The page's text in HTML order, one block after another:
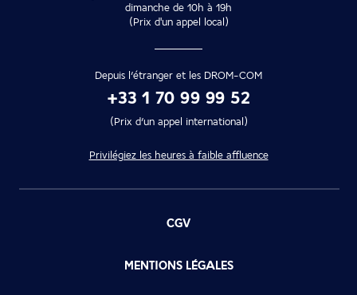
dimanche de 10h à 19h
(Prix d'un appel local)
Depuis l’étranger et les DROM-COM
+33 1 70 99 99 52
(Prix d’un appel international)
Privilégiez les heures à faible affluence
CGV
MENTIONS LÉGALES